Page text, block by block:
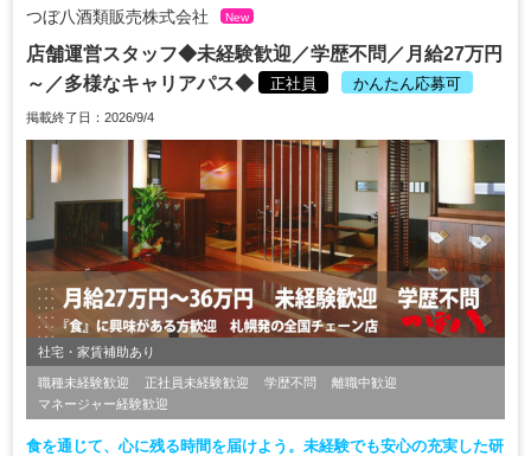
つぼ八酒類販売株式会社 New
店舗運営スタッフ◆未経験歓迎／学歴不問／月給27万円
～／多様なキャリアパス◆
正社員 かんたん応募可
掲載終了日：2026/9/4
社宅・家賃補助あり
職種未経験歓迎 正社員未経験歓迎 学歴不問
離職中歓迎
マネージャー経験歓迎
食を通じて、心に残る時間を届けよう。未経験でも安心の充実した研